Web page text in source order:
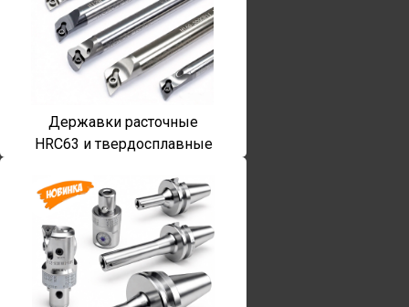
Державки расточные
HRC63 и твердосплавные